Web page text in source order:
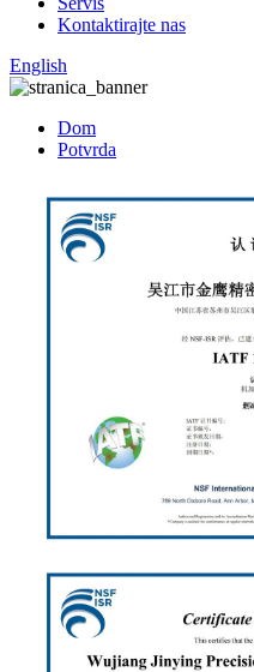
Kontaktirajte nas
English
Dom
Potvrda